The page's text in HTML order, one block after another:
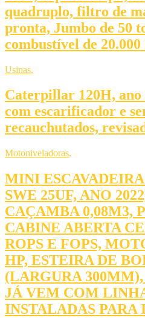
quadruplo, filtro de
pronta, Jumbo de 50
combustível de 20.000
Usinas,
Caterpillar 120H, ano
com escarificador e
recauchutados,
Motoniveladoras,
MINI
SWE 25UF, ANO
CAÇAMBA 0,08M3,
CABINE ABERTA
ROPS E FOPS,
HP, ESTEIRA DE
(LARGURA
JÁ VEM COM
INSTALADAS